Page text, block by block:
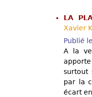
LA
Xavier
Publié
A la
surtout
par la
écart